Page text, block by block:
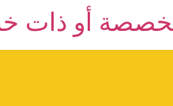
أو ذات